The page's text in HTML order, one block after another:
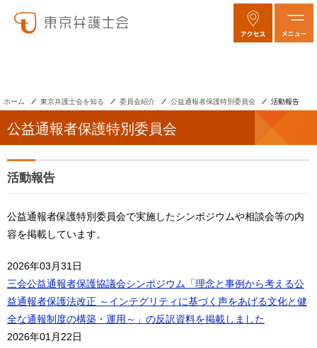
ホーム 東京弁護士会を知る 委員会紹介 公益通報者保護特別委員会 活動報告
公益通報者保護特別委員会
活動報告
公益通報者保護特別委員会で実施したシンポジウムや相談会等の内
容を掲載しています。
2026年03月31日
三会公益通報者保護協議会シンポジウム「理念と事例から考える公
益通報者保護法改正 ～インテグリティに基づく声をあげる文化と健
全な通報制度の構築・運用～」の反訳資料を掲載しました
2026年01月22日